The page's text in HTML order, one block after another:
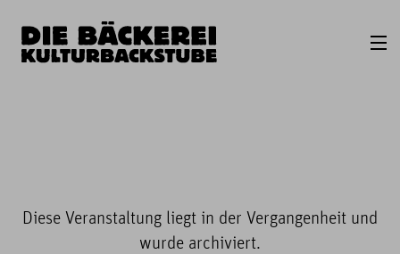
Diese Veranstaltung liegt in der Vergangenheit und
wurde archiviert.